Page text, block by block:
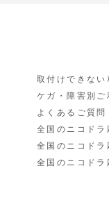
取付けできない
ケガ・障害別ご
よくあるご質問
全国のニコドラ
全国のニコドラ
全国のニコドラ